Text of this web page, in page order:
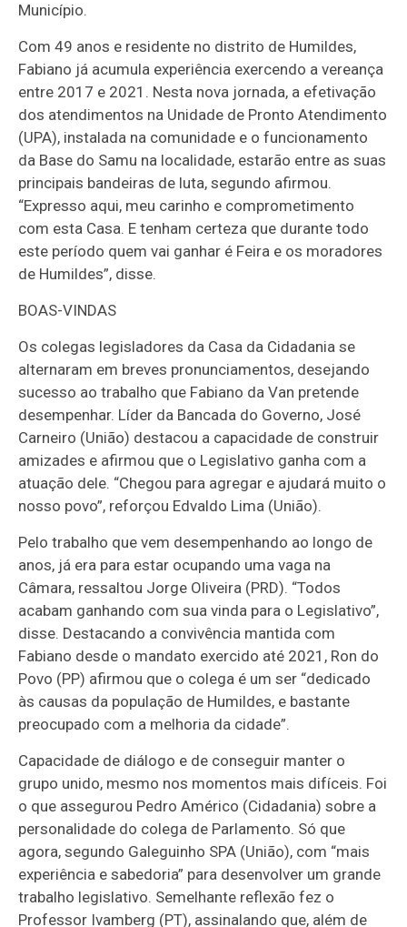
Município.
Com 49 anos e residente no distrito de Humildes,
Fabiano já acumula experiência exercendo a vereança
entre 2017 e 2021. Nesta nova jornada, a efetivação
dos atendimentos na Unidade de Pronto Atendimento
(UPA), instalada na comunidade e o funcionamento
da Base do Samu na localidade, estarão entre as suas
principais bandeiras de luta, segundo afirmou.
“Expresso aqui, meu carinho e comprometimento
com esta Casa. E tenham certeza que durante todo
este período quem vai ganhar é Feira e os moradores
de Humildes”, disse.
BOAS-VINDAS
Os colegas legisladores da Casa da Cidadania se
alternaram em breves pronunciamentos, desejando
sucesso ao trabalho que Fabiano da Van pretende
desempenhar. Líder da Bancada do Governo, José
Carneiro (União) destacou a capacidade de construir
amizades e afirmou que o Legislativo ganha com a
atuação dele. “Chegou para agregar e ajudará muito o
nosso povo”, reforçou Edvaldo Lima (União).
Pelo trabalho que vem desempenhando ao longo de
anos, já era para estar ocupando uma vaga na
Câmara, ressaltou Jorge Oliveira (PRD). “Todos
acabam ganhando com sua vinda para o Legislativo”,
disse. Destacando a convivência mantida com
Fabiano desde o mandato exercido até 2021, Ron do
Povo (PP) afirmou que o colega é um ser “dedicado
às causas da população de Humildes, e bastante
preocupado com a melhoria da cidade”.
Capacidade de diálogo e de conseguir manter o
grupo unido, mesmo nos momentos mais difíceis. Foi
o que assegurou Pedro Américo (Cidadania) sobre a
personalidade do colega de Parlamento. Só que
agora, segundo Galeguinho SPA (União), com “mais
experiência e sabedoria” para desenvolver um grande
trabalho legislativo. Semelhante reflexão fez o
Professor Ivamberg (PT), assinalando que, além de